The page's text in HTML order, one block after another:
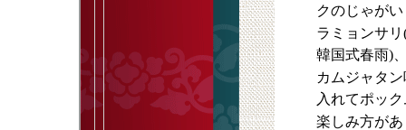
クのじゃが
ラミョンサリ
韓国式春雨)
カムジャタ
入れてポッ
楽しみ方が